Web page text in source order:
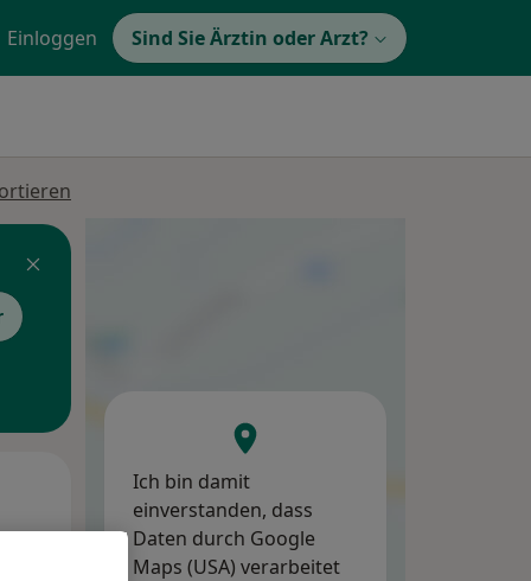
Einloggen Sind Sie Ärztin oder Arzt?
Di,
11 Aug 12 Aug
Ich bin damit
einverstanden, dass
Daten durch Google
Maps (USA) verarbeitet